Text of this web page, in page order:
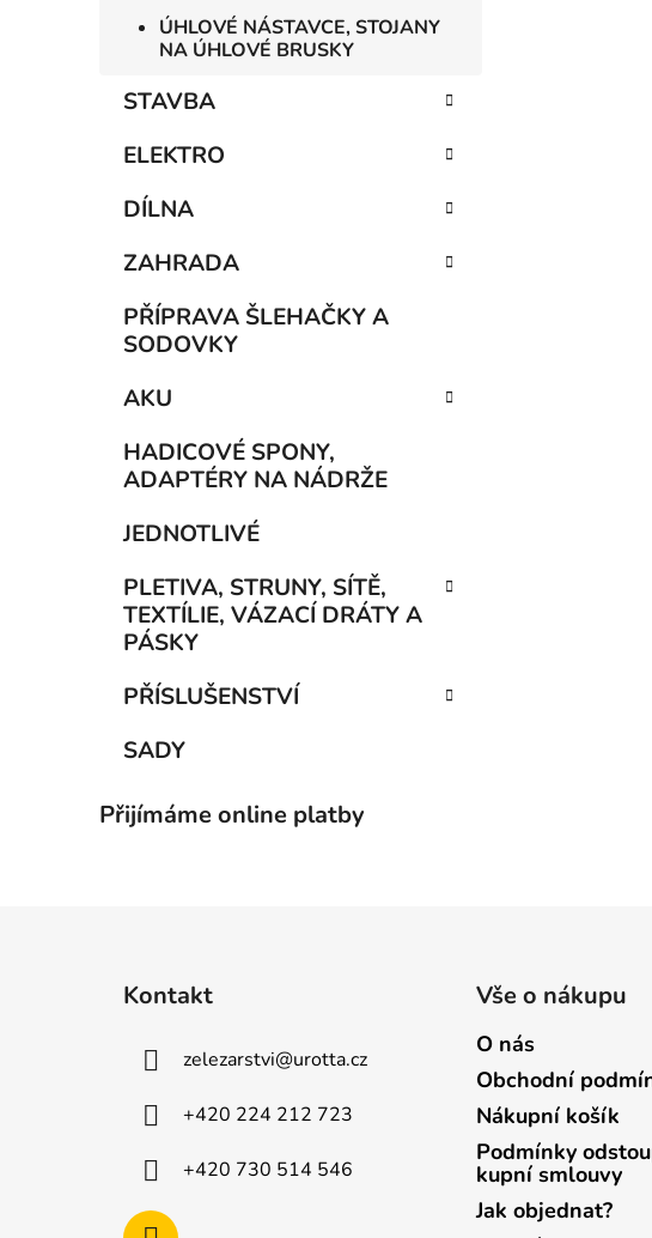
ÚHLOVÉ NÁSTAVCE, STOJANY
NA ÚHLOVÉ BRUSKY
STAVBA
ELEKTRO
DÍLNA
ZAHRADA
PŘÍPRAVA ŠLEHAČKY A
SODOVKY
AKU
HADICOVÉ SPONY,
ADAPTÉRY NA NÁDRŽE
JEDNOTLIVÉ
PLETIVA, STRUNY, SÍTĚ,
TEXTÍLIE, VÁZACÍ DRÁTY A
PÁSKY
PŘÍSLUŠENSTVÍ
SADY
Přijímáme online platby
Kontakt
zelezarstvi@urotta.cz
+420 224 212 723
+420 730 514 546
Vše o nákupu
O nás
Obchodní
Nákupní košík
Podmínky
kupní smlouvy
Jak objednat?